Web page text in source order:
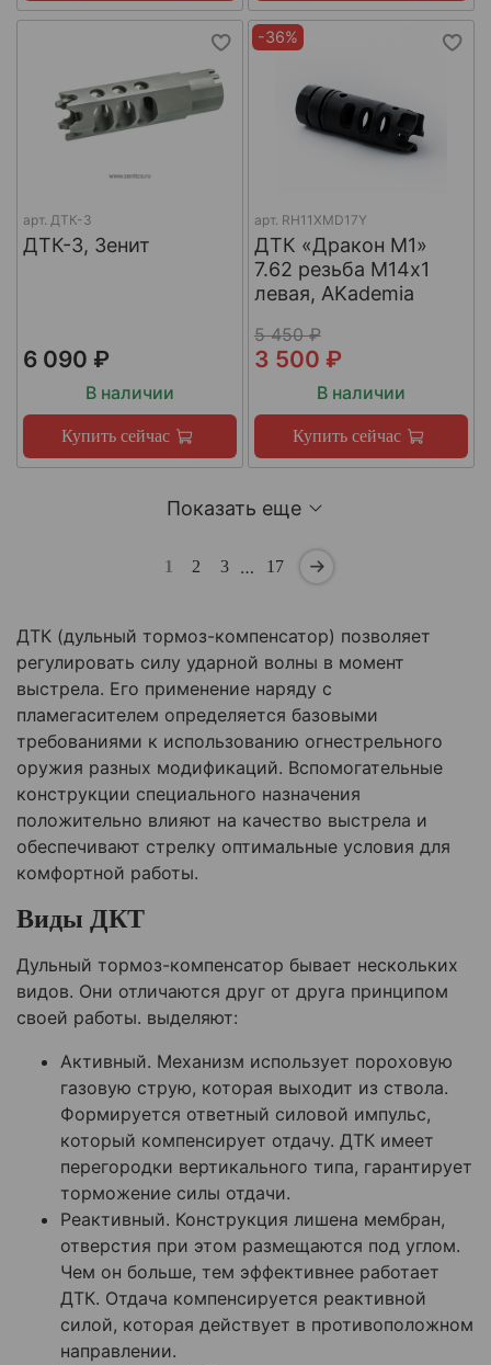
арт. ДТК-3
ДТК-3, Зенит
6 090 ₽
В наличии
Купить сейчас
-36%
арт. RH11XMD17Y
ДТК «Дракон М1»
7.62 резьба М14х1
левая, AKademia
5 450 ₽
3 500 ₽
В наличии
Купить сейчас
Показать еще
1 2 3 … 17
ДТК (дульный тормоз-компенсатор) позволяет
регулировать силу ударной волны в момент
выстрела. Его применение наряду с
пламегасителем определяется базовыми
требованиями к использованию огнестрельного
оружия разных модификаций. Вспомогательные
конструкции специального назначения
положительно влияют на качество выстрела и
обеспечивают стрелку оптимальные условия для
комфортной работы.
Виды ДКТ
Дульный тормоз-компенсатор бывает нескольких
видов. Они отличаются друг от друга принципом
своей работы. выделяют:
Активный. Механизм использует пороховую
газовую струю, которая выходит из ствола.
Формируется ответный силовой импульс,
который компенсирует отдачу. ДТК имеет
перегородки вертикального типа, гарантирует
торможение силы отдачи.
Реактивный. Конструкция лишена мембран,
отверстия при этом размещаются под углом.
Чем он больше, тем эффективнее работает
ДТК. Отдача компенсируется реактивной
силой, которая действует в противоположном
направлении.